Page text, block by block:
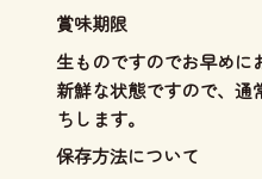
賞味期限
生ものですのでお早めに
新鮮な状態ですので、通
ちします。
保存方法について